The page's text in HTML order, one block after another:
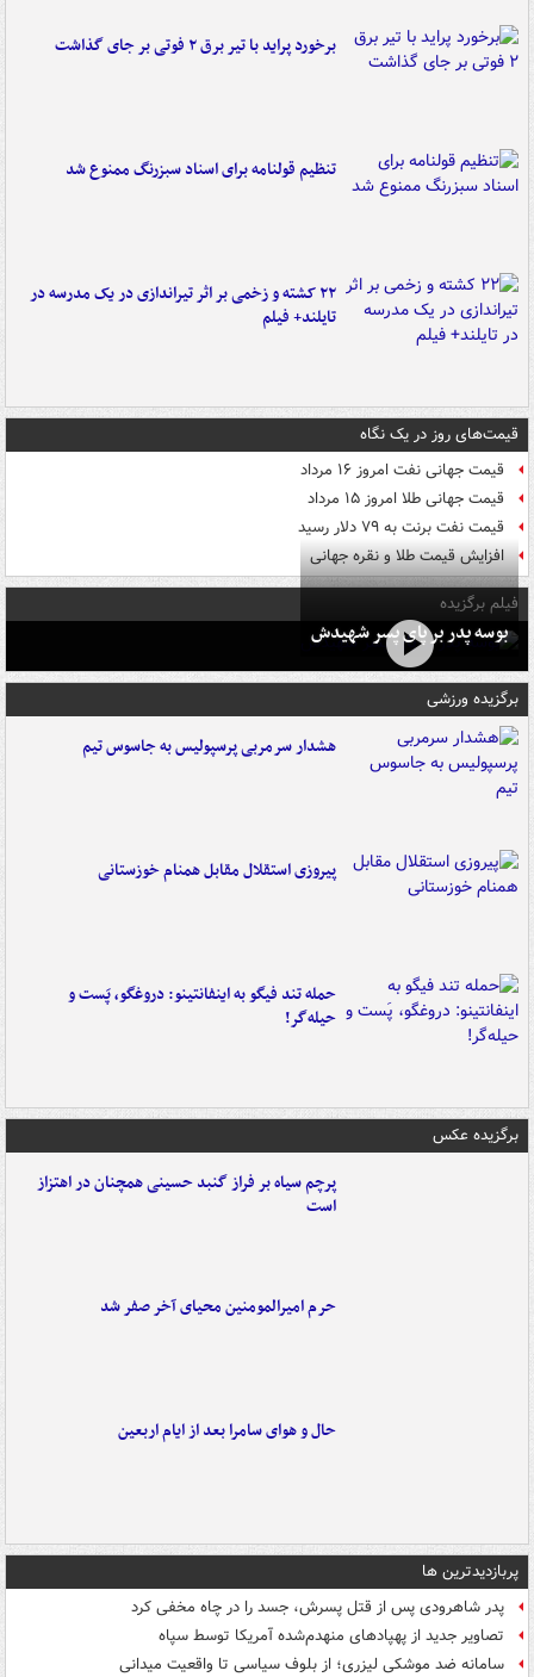
برخورد پراید با تیر برق ۲ فوتی بر جای گذاشت
تنظیم قولنامه برای اسناد سبزرنگ ممنوع شد
۲۲ کشته و زخمی بر اثر تیراندازی در یک مدرسه در
تایلند+ فیلم
قیمت‌های روز در یک نگاه
قیمت جهانی نفت امروز ۱۶ مرداد
قیمت جهانی طلا امروز ۱۵ مرداد
قیمت نفت برنت به ۷۹ دلار رسید
افزایش قیمت طلا و نقره جهانی
فیلم برگزیده
بوسه‌ پدر بر پای پسر شهیدش
برگزیده ورزشی
هشدار سرمربی پرسپولیس به جاسوس تیم
پیروزی استقلال مقابل همنام خوزستانی
حمله تند فیگو به اینفانتینو: دروغگو، پَست‌ و
حیله‌گر!
برگزیده عکس
پرچم سیاه بر فراز گنبد حسینی همچنان در اهتزاز
است
حرم امیرالمومنین محیای آخر صفر شد
حال و هوای سامرا بعد از ایام اربعین
پربازدیدترین ها
پدر شاهرودی پس از قتل پسرش، جسد را در چاه مخفی کرد
تصاویر جدید از پهپادهای منهدم‌شده آمریکا توسط سپاه
سامانه ضد موشکی لیزری؛ از بلوف سیاسی تا واقعیت میدانی